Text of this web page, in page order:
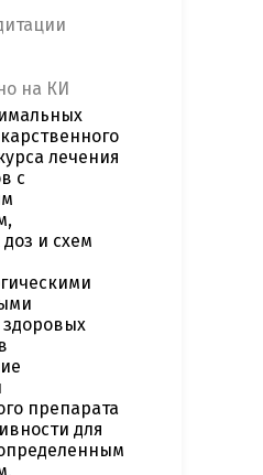
на КИ
лечения
с
и схем
препарата
для